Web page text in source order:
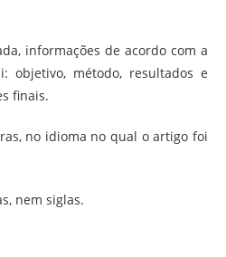
informações de acordo com a
objetivo, método, resultados e
finais.
no idioma no qual o artigo foi
nem siglas.